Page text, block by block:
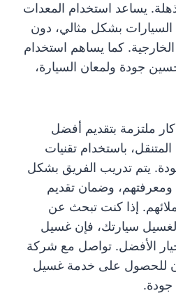
يساعد استخدام المعدات
بشكل مثالي، دون
الخارجية. كما يساهم استخدام
جودة ولمعان السيارة،
ملتزمة بتقديم أفضل
باستخدام تقنيات
يتم تدريب الفريق بشكل
ومعرفتهم، وضمان تقديم
إذا كنت تبحث عن
سيارتك، فإن غسيل
الأفضل. تواصل مع شركة
للحصول على خدمة غسيل
جودة.